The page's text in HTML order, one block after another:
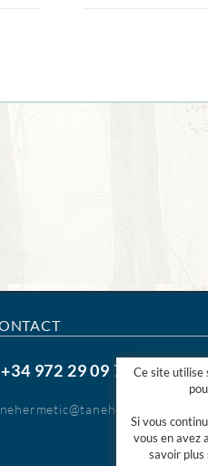
+34 972 29 09 77
Ce site utilise
Si vous
vous en avez
savoir plus